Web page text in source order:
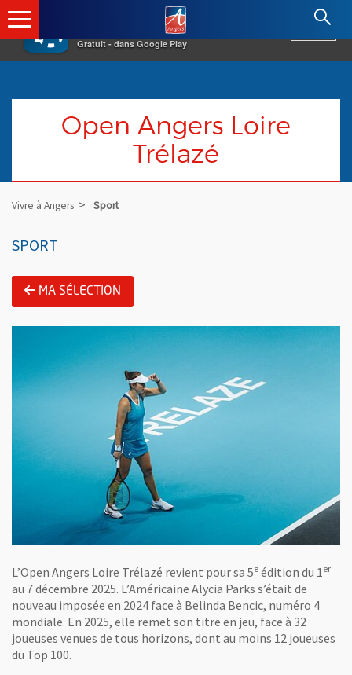
×
Gratuit - dans Google Play
Angers.fr : Retour à l'accueil
Open Angers Loire
Trélazé
Vivre à Angers Sport
SPORT
MA SÉLECTION
L’Open Angers Loire Trélazé revient pour sa 5e édition du 1er
au 7 décembre 2025. L’Américaine Alycia Parks s’était de
nouveau imposée en 2024 face à Belinda Bencic, numéro 4
mondiale. En 2025, elle remet son titre en jeu, face à 32
joueuses venues de tous horizons, dont au moins 12 joueuses
du Top 100.